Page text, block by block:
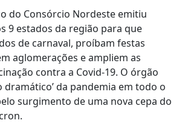
do Consórcio Nordeste emitiu
9 estados da região para que
de carnaval, proíbam festas
aglomerações e ampliem as
contra a Covid-19. O órgão
dramático’ da pandemia em todo o
surgimento de uma nova cepa do